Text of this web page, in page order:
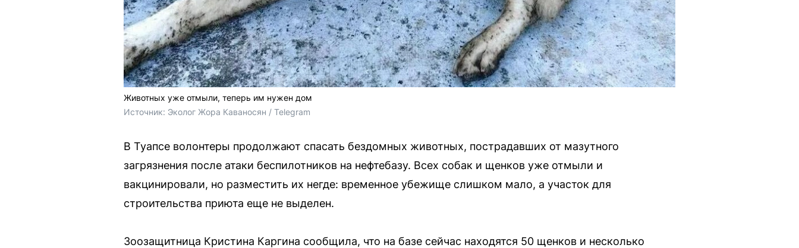
Животных уже отмыли, теперь им нужен дом
Источник: Эколог Жора Каваносян / Telegram
В Туапсе волонтеры продолжают спасать бездомных животных, пострадавших от мазутного
загрязнения после атаки беспилотников на нефтебазу. Всех собак и щенков уже отмыли и
вакцинировали, но разместить их негде: временное убежище слишком мало, а участок для
строительства приюта еще не выделен.
Зоозащитница Кристина Каргина сообщила, что на базе сейчас находятся 50 щенков и несколько